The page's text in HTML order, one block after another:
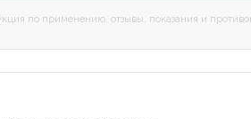
по применению, отзывы, показания и